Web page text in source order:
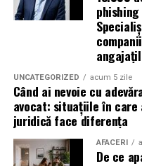
specialiștii atrag atenția
inclusiv atunci când nu
industria sportului,
Atacurile sunt mai
evenimentelor globale
Campaniile de phishing
importante profită de
UNCATEGORIZED acum 5 zile
Când ai nevoie cu
avocat: situațiile în care
juridică face diferența
AFACERI
De ce